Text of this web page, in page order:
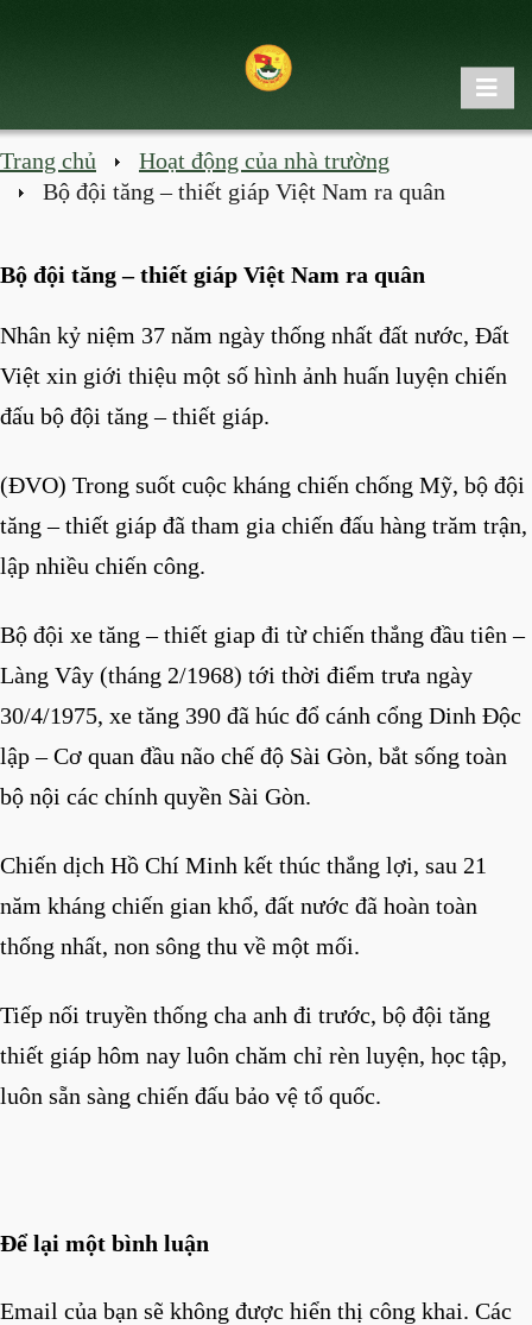
Trang chủ
Hoạt động của nhà trường
Bộ đội tăng – thiết giáp Việt Nam ra quân
Bộ đội tăng – thiết giáp Việt Nam ra quân
Nhân kỷ niệm 37 năm ngày thống nhất đất nước, Đất
Việt xin giới thiệu một số hình ảnh huấn luyện chiến
đấu bộ đội tăng – thiết giáp.
(ĐVO) Trong suốt cuộc kháng chiến chống Mỹ, bộ đội
tăng – thiết giáp đã tham gia chiến đấu hàng trăm trận,
lập nhiều chiến công.
Bộ đội xe tăng – thiết giap đi từ chiến thắng đầu tiên –
Làng Vây (tháng 2/1968) tới thời điểm trưa ngày
30/4/1975, xe tăng 390 đã húc đổ cánh cổng Dinh Độc
lập – Cơ quan đầu não chế độ Sài Gòn, bắt sống toàn
bộ nội các chính quyền Sài Gòn.
Chiến dịch Hồ Chí Minh kết thúc thắng lợi, sau 21
năm kháng chiến gian khổ, đất nước đã hoàn toàn
thống nhất, non sông thu về một mối.
Tiếp nối truyền thống cha anh đi trước, bộ đội tăng
thiết giáp hôm nay luôn chăm chỉ rèn luyện, học tập,
luôn sẵn sàng chiến đấu bảo vệ tổ quốc.
Để lại một bình luận
Email của bạn sẽ không được hiển thị công khai. Các